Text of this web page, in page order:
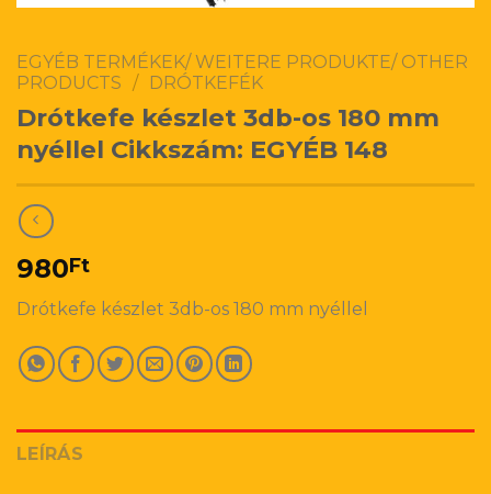
EGYÉB TERMÉKEK/ WEITERE PRODUKTE/ OTHER
PRODUCTS
/ DRÓTKEFÉK
Drótkefe készlet 3db-os 180 mm
nyéllel Cikkszám: EGYÉB 148
980Ft
Drótkefe készlet 3db-os 180 mm nyéllel
LEÍRÁS